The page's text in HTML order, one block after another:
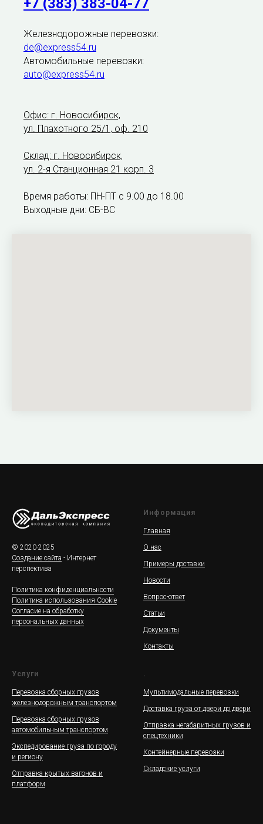
+7 (383) 383-04-77
Железнодорожные перевозки:
de@express54.ru
Автомобильные перевозки:
auto@express54.ru
Офис: г. Новосибирск,
ул. Плахотного 25/1, оф. 210
Склад: г. Новосибирск,
ул. 2-я Станционная 21 корп. 3
Время работы: ПН-ПТ с 9.00 до 18.00
Выходные дни: СБ-ВС
© 2020-2025
Создание сайта - Интернет
перспектива
Политика конфиденциальности
Политика использования Cookie
Согласие на обработку
персональных данных
Информация
Главная
О нас
Примеры доставки
Новости
Вопрос-ответ
Статьи
Документы
Контакты
Услуги
Перевозка сборных грузов
железнодорожным транспортом
Перевозка сборных грузов
автомобильным транспортом
Экспедирование груза по городу
и региону
Отправка крытых вагонов и
платформ
.
Мультимодальные перевозки
Доставка груза от двери до двери
Отправка негабаритных грузов и
спецтехники
Контейнерные перевозки
Складские услуги